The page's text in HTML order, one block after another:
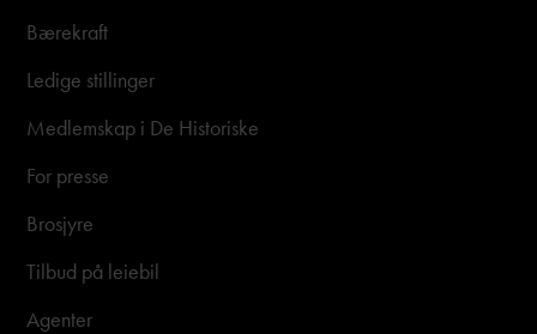
Bærekraft
Ledige stillinger
Medlemskap i De Historiske
For presse
Brosjyre
Tilbud på leiebil
Agenter